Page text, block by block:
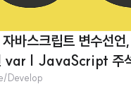
바스크립트 변수선
var | JavaScript 주
Develop